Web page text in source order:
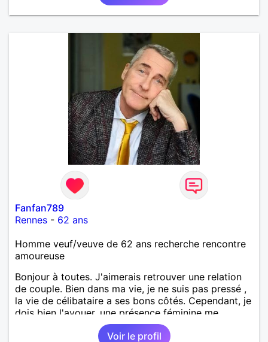
Fanfan789
Rennes - 62 ans
Homme veuf/veuve de 62 ans recherche rencontre
amoureuse
Bonjour à toutes. J'aimerais retrouver une relation
de couple. Bien dans ma vie, je ne suis pas pressé ,
la vie de célibataire a ses bons côtés. Cependant, je
dois bien l'avouer, une présence féminine me
manque... Pour toutes les qualités que vous
mesdames avez et qui nous rendent moins stupides.
Voir le profil